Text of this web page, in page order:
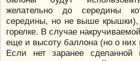
желательно до середины
середины, но не выше крышки),
горелке. В случае
еще и высоту баллона (но о них
Если нет заранее сделанной